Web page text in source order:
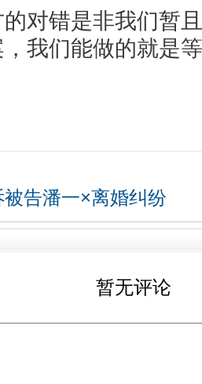
错是非我们暂且
我们能做的就是
告潘一×离婚纠纷
暂无评论